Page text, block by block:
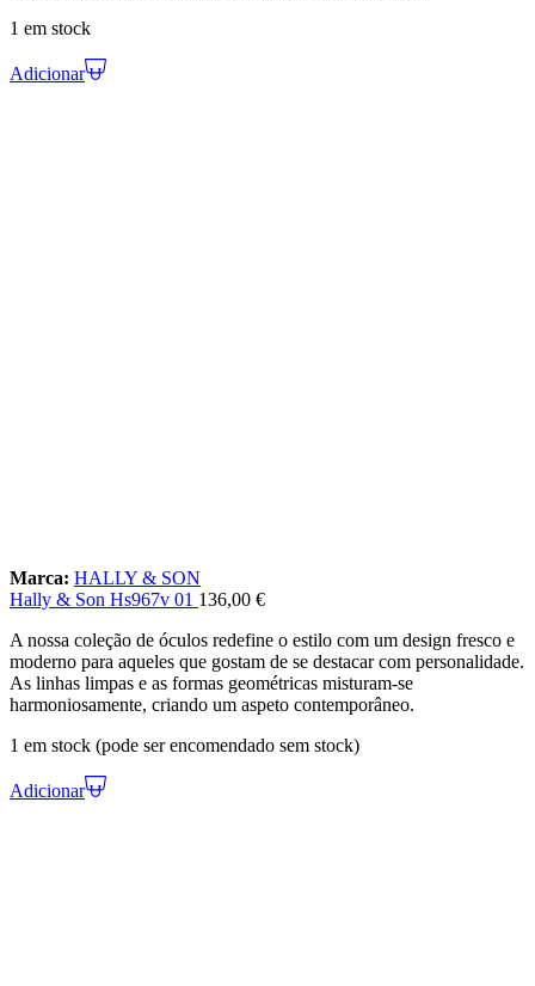
1 em stock
Adicionar
Marca: HALLY & SON
Hally & Son Hs967v 01 136,00 €
A nossa coleção de óculos redefine o estilo com um design fresco e
moderno para aqueles que gostam de se destacar com personalidade.
As linhas limpas e as formas geométricas misturam-se
harmoniosamente, criando um aspeto contemporâneo.
1 em stock (pode ser encomendado sem stock)
Adicionar